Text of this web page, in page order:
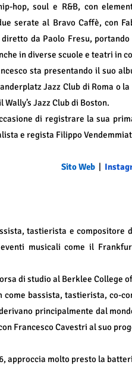
hop, soul e R&B, con
serate al Bravo Caffè, con
diretto da Paolo Fresu,
in diverse scuole e teatri in
sta presentando il suo
Jazz Club di Roma o
Jazz Club di Boston.
di registrare la sua
e regista Filippo
Sito Web |
tastierista e compositore
musicali come il
di studio al Berklee College
come bassista, tastierista, co-
principalmente dal
Francesco Cavestri al suo
approccia molto presto la